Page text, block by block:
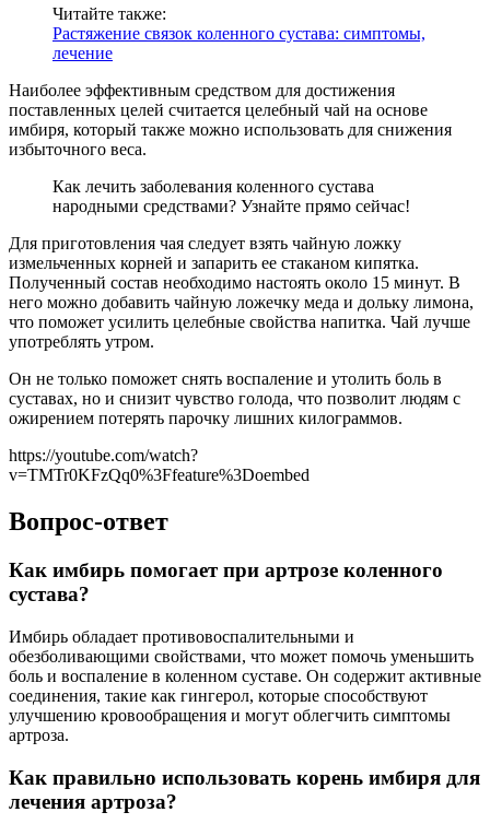
Читайте также:
Растяжение связок коленного сустава: симптомы,
лечение
Наиболее эффективным средством для достижения
поставленных целей считается целебный чай на основе
имбиря, который также можно использовать для снижения
избыточного веса.
Как лечить заболевания коленного сустава
народными средствами? Узнайте прямо сейчас!
Для приготовления чая следует взять чайную ложку
измельченных корней и запарить ее стаканом кипятка.
Полученный состав необходимо настоять около 15 минут. В
него можно добавить чайную ложечку меда и дольку лимона,
что поможет усилить целебные свойства напитка. Чай лучше
употреблять утром.
Он не только поможет снять воспаление и утолить боль в
суставах, но и снизит чувство голода, что позволит людям с
ожирением потерять парочку лишних килограммов.
https://youtube.com/watch?
v=TMTr0KFzQq0%3Ffeature%3Doembed
Вопрос-ответ
Как имбирь помогает при артрозе коленного
сустава?
Имбирь обладает противовоспалительными и
обезболивающими свойствами, что может помочь уменьшить
боль и воспаление в коленном суставе. Он содержит активные
соединения, такие как гингерол, которые способствуют
улучшению кровообращения и могут облегчить симптомы
артроза.
Как правильно использовать корень имбиря для
лечения артроза?